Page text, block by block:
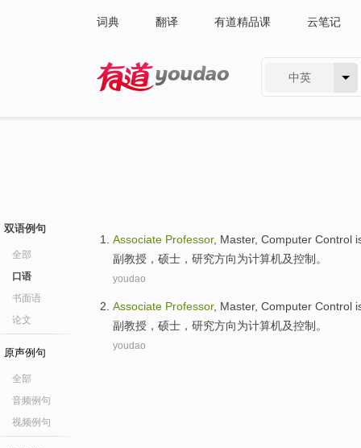
词典 翻译 有道精品课 云笔记
中英
双语例句
全部
口语
书面语
论文
原声例句
全部
音频例句
视频例句
Associate Professor, Master, Computer Control
副教授 ， 硕士 ， 研究方向为计算机及控制 。
youdao
Associate Professor, Master, Computer Control
副教授 ， 硕士 ， 研究方向为计算机及控制 。
youdao